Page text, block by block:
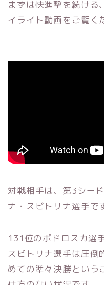
まずは快進撃を続ける
イライト動画をご覧く
対戦相手は、第3シー
ナ・スビトリナ選手で
131位のポドロスカ選
スビトリナ選手は圧倒
めての準々決勝という